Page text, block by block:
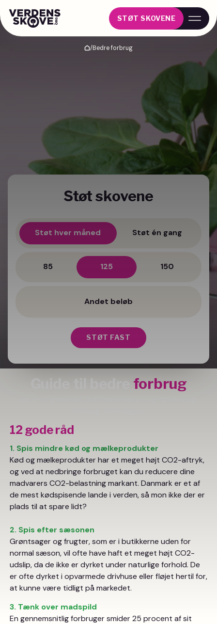
STØT SKOVENE
Hjem/Bedre forbrug
Støt skovene
Støt hver måned Støt én gang
85 125 150
STØT FAST
forbrug
12 gode råd
1. Spis mindre kød og mælkeprodukter
Kød og mælkeprodukter har et meget højt CO2-aftryk,
og ved at nedbringe forbruget kan du reducere dine
madvarers CO2-belastning markant. Danmark er et af
de mest kødspisende lande i verden, så mon ikke der er
plads til at spare lidt?
2. Spis efter sæsonen
Grøntsager og frugter, som er i butikkerne uden for
normal sæson, vil ofte have haft et meget højt CO2-
udslip, da de ikke er dyrket under naturlige forhold. De
er ofte dyrket i opvarmede drivhuse eller fløjet hertil for,
at kunne være tidligt på markedet.
3. Tænk over madspild
En gennemsnitlig forbruger smider 25 procent af sit